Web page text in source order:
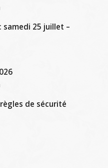
samedi 25 juillet –
de sécurité